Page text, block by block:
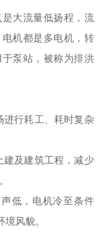
大流量低扬程，流
机都是多电机，转
泵站，被称为排洪
进行耗工、耗时复杂
建及建筑工程，减少
低，电机冷至条件
风貌。